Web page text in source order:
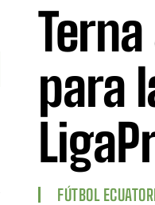
para
FÚTBOL